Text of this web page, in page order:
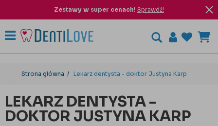
Zestawy w super cenach! Sprawdź!
Strona główna Lekarz dentysta - doktor Justyna Karp
LEKARZ DENTYSTA -
DOKTOR JUSTYNA KARP